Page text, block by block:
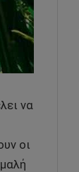
να
οι